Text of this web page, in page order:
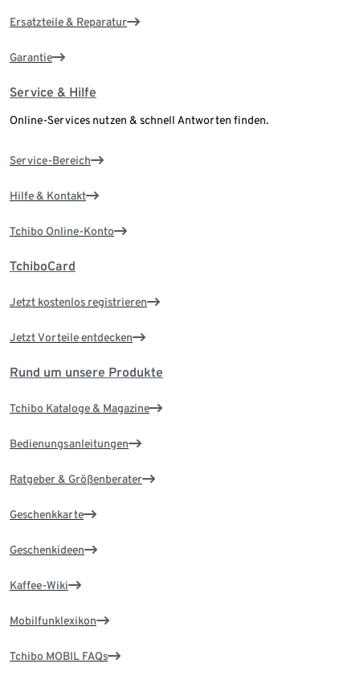
Ersatzteile & Reparatur
Garantie
Service & Hilfe
Online-Services nutzen & schnell Antworten finden.
Service-Bereich
Hilfe & Kontakt
Tchibo Online-Konto
TchiboCard
Jetzt kostenlos registrieren
Jetzt Vorteile entdecken
Rund um unsere Produkte
Tchibo Kataloge & Magazine
Bedienungsanleitungen
Ratgeber & Größenberater
Geschenkkarte
Geschenkideen
Kaffee-Wiki
Mobilfunklexikon
Tchibo MOBIL FAQs